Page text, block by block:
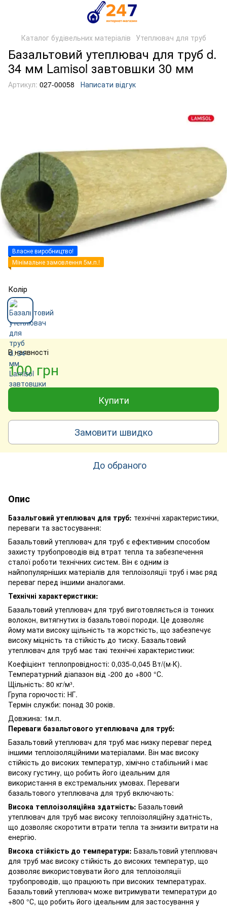
Каталог будівельних матеріалів Утеплювач для труб
Базальтовий утеплювач для труб d.
34 мм Lamisol завтовшки 30 мм
Артикул: 027-00058 Написати відгук
Власне виробництво!
Мінімальне замовлення 5м.п.!
Колір
В наявності
100 грн
Купити
Замовити швидко
До обраного
Опис
Базальтовий утеплювач для труб: технічні характеристики,
переваги та застосування:
Базальтовий утеплювач для труб є ефективним способом
захисту трубопроводів від втрат тепла та забезпечення
сталої роботи технічних систем. Він є одним із
найпопулярніших матеріалів для теплоізоляції труб і має ряд
переваг перед іншими аналогами.
Технічні характеристики:
Базальтовий утеплювач для труб виготовляється із тонких
волокон, витягнутих із базальтової породи. Це дозволяє
йому мати високу щільність та жорсткість, що забезпечує
високу міцність та стійкість до тиску. Базальтовий
утеплювач для труб має такі технічні характеристики:
Коефіцієнт теплопровідності: 0,035-0,045 Вт/(м·К).
Температурний діапазон від -200 до +800 °С.
Щільність: 80 кг/м³.
Група горючості: НГ.
Термін служби: понад 30 років.
Довжина: 1м.п.
Переваги базальтового утеплювача для труб:
Базальтовий утеплювач для труб має низку переваг перед
іншими теплоізоляційними матеріалами. Він має високу
стійкість до високих температур, хімічно стабільний і має
високу густину, що робить його ідеальним для
використання в екстремальних умовах. Переваги
базальтового утеплювача для труб включають:
Висока теплоізоляційна здатність: Базальтовий
утеплювач для труб має високу теплоізоляційну здатність,
що дозволяє скоротити втрати тепла та знизити витрати на
енергію.
Висока стійкість до температури: Базальтовий утеплювач
для труб має високу стійкість до високих температур, що
дозволяє використовувати його для теплоізоляції
трубопроводів, що працюють при високих температурах.
Базальтовий утеплювач може витримувати температури до
+800 °С, що робить його ідеальним для застосування у